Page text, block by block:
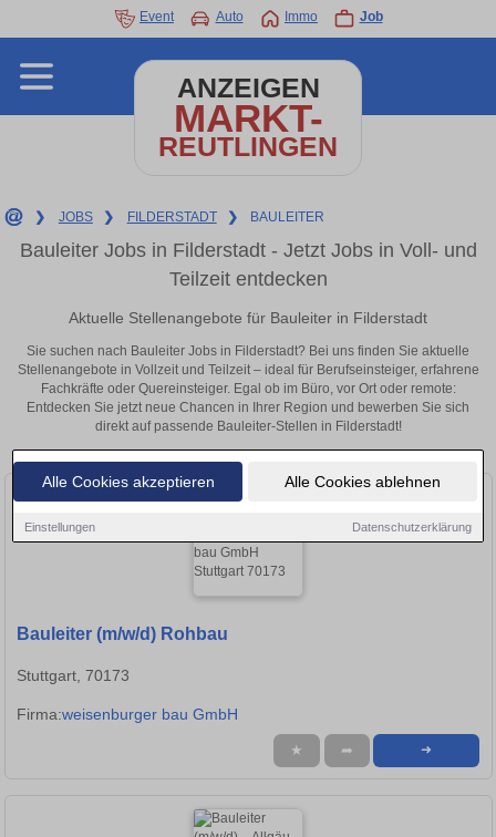
Alle Cookies akzeptieren Alle Cookies ablehnen
Einstellungen Datenschutzerklärung
Event Auto Immo Job
ANZEIGEN
MARKT-
REUTLINGEN
❯ JOBS ❯ FILDERSTADT ❯ BAULEITER
Bauleiter Jobs in Filderstadt - Jetzt Jobs in Voll- und
Teilzeit entdecken
Aktuelle Stellenangebote für Bauleiter in Filderstadt
Sie suchen nach Bauleiter Jobs in Filderstadt? Bei uns finden Sie aktuelle
Stellenangebote in Vollzeit und Teilzeit – ideal für Berufseinsteiger, erfahrene
Fachkräfte oder Quereinsteiger. Egal ob im Büro, vor Ort oder remote:
Entdecken Sie jetzt neue Chancen in Ihrer Region und bewerben Sie sich
direkt auf passende Bauleiter-Stellen in Filderstadt!
Bauleiter (m/w/d) Rohbau
Stuttgart, 70173
Firma:weisenburger bau GmbH
★ ➦ ➜